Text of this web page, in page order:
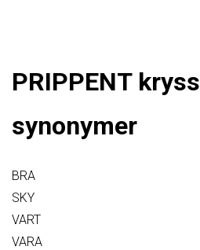
PRIPPENT
synonymer
BRA
SKY
VART
VARA